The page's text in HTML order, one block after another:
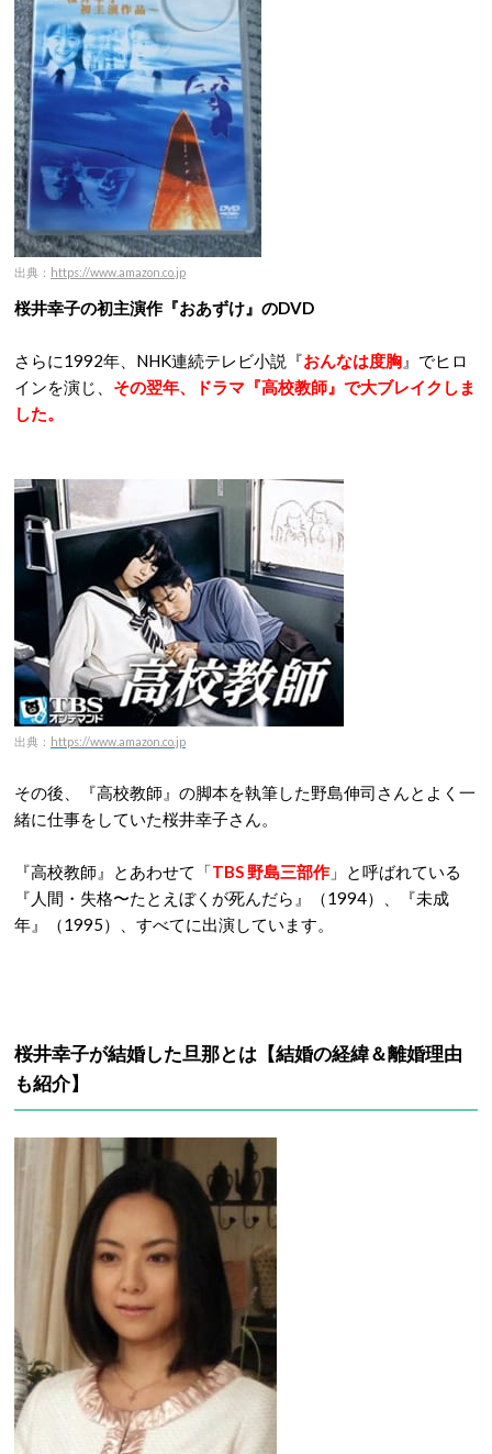
出典： https://www.amazon.co.jp
桜井幸子の初主演作『おあずけ』のDVD
さらに1992年、NHK連続テレビ小説『おんなは度胸 』でヒロ
インを演じ、 その翌年、ドラマ『高校教師』で大ブレイクしま
した。
出典： https://www.amazon.co.jp
その後、『高校教師』の脚本を執筆した野島伸司さんとよく一
緒に仕事をしていた桜井幸子さん。
『高校教師』とあわせて「TBS 野島三部作 」と呼ばれている
『人間・失格〜たとえぼくが死んだら』（1994）、『未成
年』（1995）、すべてに出演しています。
桜井幸子が結婚した旦那とは【結婚の経緯＆離婚理由
も紹介】